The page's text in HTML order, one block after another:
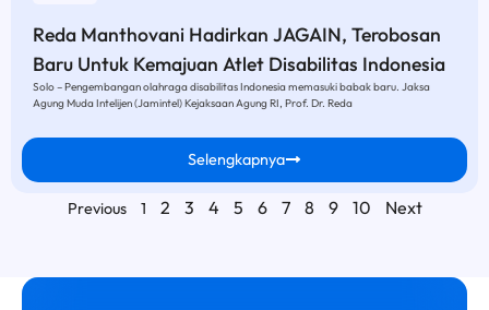
Reda Manthovani Hadirkan JAGAIN, Terobosan
Baru Untuk Kemajuan Atlet Disabilitas Indonesia
Solo – Pengembangan olahraga disabilitas Indonesia memasuki babak baru. Jaksa
Agung Muda Intelijen (Jamintel) Kejaksaan Agung RI, Prof. Dr. Reda
Selengkapnya
Previous 1 2 3 4 5 6 7 8 9 10 Next